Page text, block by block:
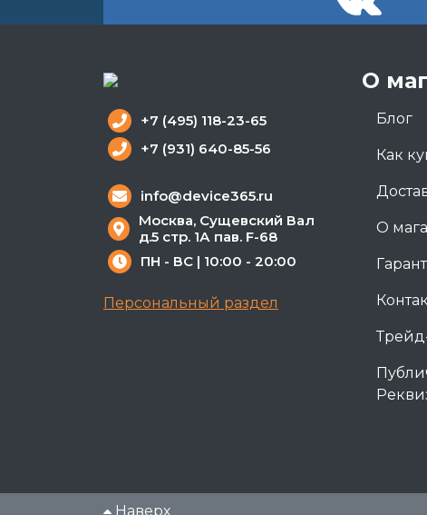
О
Блог
Как
О
+7 (495) 118-23-65
+7 (931) 640-85-56
info@device365.ru
Москва, Сущевский Вал
д.5 стр. 1А пав. F-68
ПН - ВС | 10:00 - 20:00
Персональный раздел
Наверх